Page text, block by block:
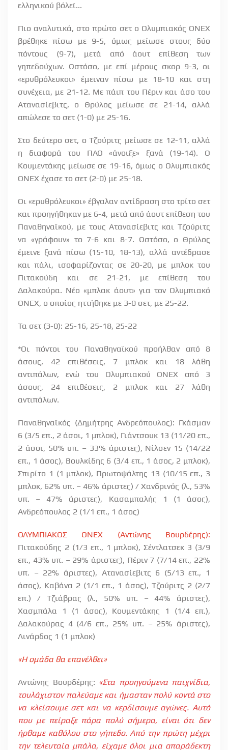
ελληνικού βόλεϊ...
Πιο αναλυτικά, στο πρώτο σετ ο Ολυμπιακός ΟΝΕΧ
βρέθηκε πίσω με 9-5, όμως μείωσε στους δύο
πόντους (9-7), μετά από άουτ επίθεση των
γηπεδούχων. Ωστόσο, με επί μέρους σκορ 9-3, οι
«ερυθρόλευκοι» έμειναν πίσω με 18-10 και στη
συνέχεια, με 21-12. Με πάιπ του Πέριν και άσο του
Ατανασίεβιτς, ο Θρύλος μείωσε σε 21-14, αλλά
απώλεσε το σετ (1-0) με 25-16.
Στο δεύτερο σετ, ο Τζούριτς μείωσε σε 12-11, αλλά
η διαφορά του ΠΑΟ «άνοιξε» ξανά (19-14). Ο
Κουμεντάκης μείωσε σε 19-16, όμως ο Ολυμπιακός
ΟΝΕΧ έχασε το σετ (2-0) με 25-18.
Οι «ερυθρόλευκοι» έβγαλαν αντίδραση στο τρίτο σετ
και προηγήθηκαν με 6-4, μετά από άουτ επίθεση του
Παναθηναϊκού, με τους Ατανασίεβιτς και Τζούριτς
να «γράφουν» το 7-6 και 8-7. Ωστόσο, ο Θρύλος
έμεινε ξανά πίσω (15-10, 18-13), αλλά αντέδρασε
και πάλι, ισοφαρίζοντας σε 20-20, με μπλοκ του
Πιτακούδη και σε 21-21, με επίθεση του
Δαλακούρα. Νέο «μπλακ άουτ» για τον Ολυμπιακό
ΟΝΕΧ, ο οποίος ηττήθηκε με 3-0 σετ, με 25-22.
Τα σετ (3-0): 25-16, 25-18, 25-22
*Οι πόντοι του Παναθηναϊκού προήλθαν από 8
άσους, 42 επιθέσεις, 7 μπλοκ και 18 λάθη
αντιπάλων, ενώ του Ολυμπιακού ΟΝΕΧ από 3
άσους, 24 επιθέσεις, 2 μπλοκ και 27 λάθη
αντιπάλων.
Παναθηναϊκός (Δημήτρης Ανδρεόπουλος): Γκάσμαν
6 (3/5 επ., 2 άσοι, 1 μπλοκ), Γιάντσουκ 13 (11/20 επ.,
2 άσοι, 50% υπ. – 33% άριστες), Νίλσεν 15 (14/22
επ., 1 άσος), Βουλκίδης 6 (3/4 επ., 1 άσος, 2 μπλοκ),
Σπιρίτο 1 (1 μπλοκ), Πρωτοψάλτης 13 (10/15 επ., 3
μπλοκ, 62% υπ. – 46% άριστες) / Χανδρινός (λ., 53%
υπ. – 47% άριστες), Κασαμπαλής 1 (1 άσος),
Ανδρεόπουλος 2 (1/1 επ., 1 άσος)
ΟΛΥΜΠΙΑΚΟΣ ΟΝΕΧ (Αντώνης Βουρδέρης):
Πιτακούδης 2 (1/3 επ., 1 μπλοκ), Σέντλατσεκ 3 (3/9
επ., 43% υπ. – 29% άριστες), Πέριν 7 (7/14 επ., 22%
υπ. – 22% άριστες), Ατανασίεβιτς 6 (5/13 επ., 1
άσος), Καβάνα 2 (1/1 επ., 1 άσος), Τζούριτς 2 (2/7
επ.) / Τζιάβρας (λ., 50% υπ. – 44% άριστες),
Χασμπάλα 1 (1 άσος), Κουμεντάκης 1 (1/4 επ.),
Δαλακούρας 4 (4/6 επ., 25% υπ. – 25% άριστες),
Λινάρδος 1 (1 μπλοκ)
«Η ομάδα θα επανέλθει»
Αντώνης Βουρδέρης: «Στα προηγούμενα παιχνίδια,
τουλάχιστον παλεύαμε και ήμασταν πολύ κοντά στο
να κλείσουμε σετ και να κερδίσουμε αγώνες. Αυτό
που με πείραξε πάρα πολύ σήμερα, είναι ότι δεν
ήρθαμε καθόλου στο γήπεδο. Από την πρώτη μέχρι
την τελευταία μπάλα, είχαμε όλοι μια απαράδεκτη